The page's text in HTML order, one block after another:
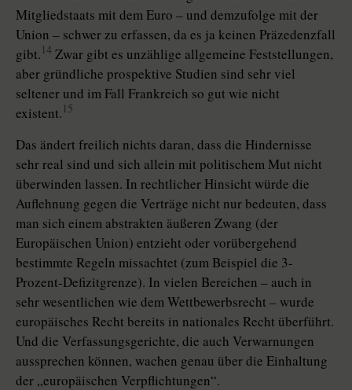
Mitgliedstaats mit dem Euro – und demzufolge mit der
Union – schwer zu erfassen, da es ja keinen Präzedenzfall
gibt. 14 Zwar gibt es unzählige allgemeine Feststellungen,
aber gründliche prospektive Studien sind sehr viel
seltener und im Fall Frankreich so gut wie nicht
existent. 15
Das ändert freilich nichts daran, dass die Hindernisse
sehr real sind und sich allein mit politischem Mut nicht
überwinden lassen. In rechtlicher Hinsicht würde die
Auflehnung gegen die Verträge nicht nur bedeuten, dass
man sich einem abstrakten äußeren Zwang (der
Europäischen Union) entzieht oder vorübergehend
bestimmte Regeln missachtet (zum Beispiel die 3-
Prozent-Defizitgrenze). In vielen Bereichen – auch in
sehr wesentlichen wie dem Wettbewerbsrecht – wurde
europäisches Recht bereits in nationales Recht überführt.
Und die Verfassungsgerichte, die auch Verwarnungen
aussprechen können, wachen genau über die Einhaltung
der „europäischen Verpflichtungen“.